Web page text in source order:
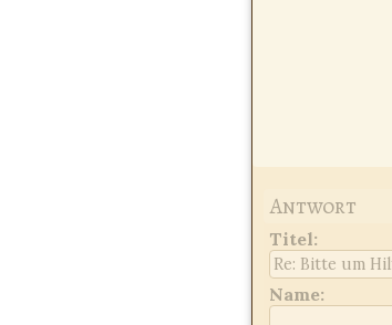
Antwort
Titel:
Name: